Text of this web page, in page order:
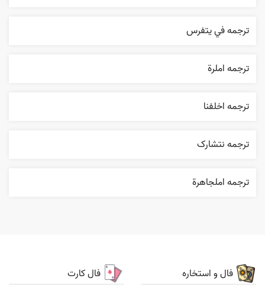
ترجمه في يتفرس
ترجمه املرة
ترجمه اخلفنا
ترجمه نتشارک
ترجمه املجاهرة
فال و استخاره فال کارت